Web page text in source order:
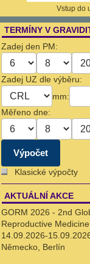
AKTUÁLNÍ AKCE
GORM 2026 - 2nd
Reproductive Medicine
14.09.2026-
Německo, Berlín
TERMÍNY V
Zadej den PM:
Zadej UZ dle výběru:
mm:
Měřeno dne:
Klasické výpočty
Vstup do